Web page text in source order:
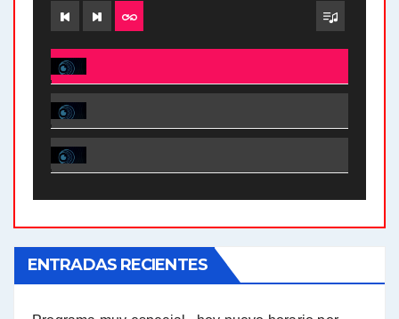
El Bucle News en Radio Gráfica. Bloque 2 . 28.04.24 - Jorge Gres
El Bucle News en Radio Gráfica. Bloque 1 . 28.04.24 - Jorge Gres
El Bucle News en Radio Gráfica. Bloque 2 . 21.04.24 - Jorge Gres
ENTRADAS RECIENTES